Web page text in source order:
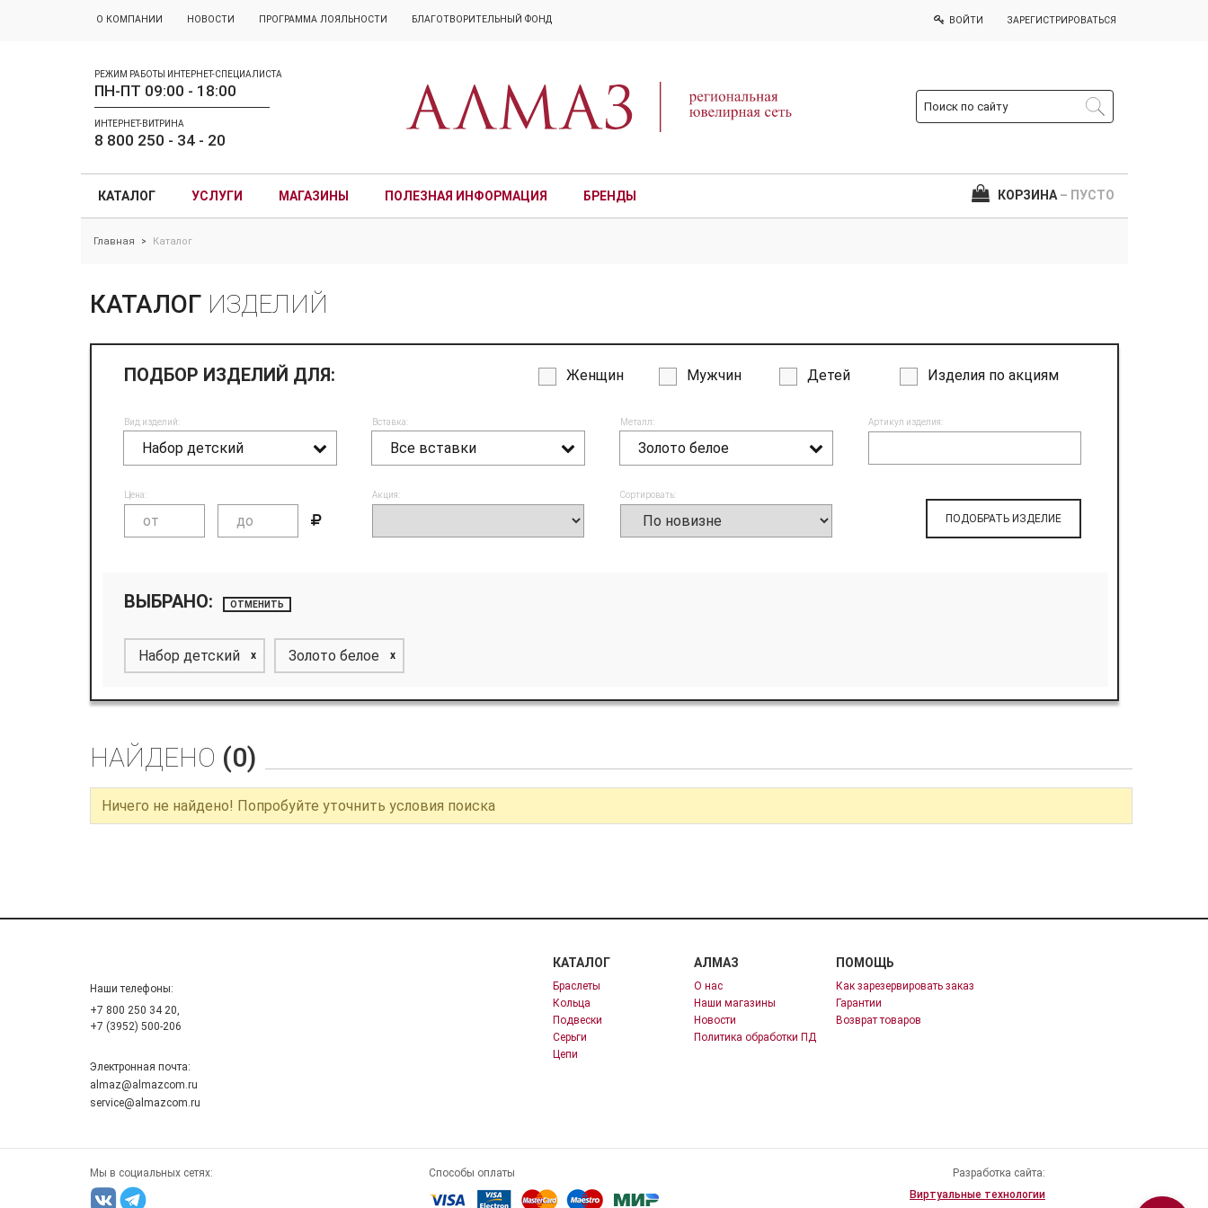
О КОМПАНИИ НОВОСТИ ПРОГРАММА ЛОЯЛЬНОСТИ БЛАГОТВОРИТЕЛЬНЫЙ ФОНД
РЕЖИМ РАБОТЫ ИНТЕРНЕТ-СПЕЦИАЛИСТА
ПН-ПТ 09:00 - 18:00
ИНТЕРНЕТ-ВИТРИНА
8 800 250 - 34 - 20
ВОЙТИ ЗАРЕГИСТРИРОВАТЬСЯ
КАТАЛОГ УСЛУГИ МАГАЗИНЫ ПОЛЕЗНАЯ ИНФОРМАЦИЯ БРЕНДЫ КОРЗИНА – ПУСТО
Главная > Каталог
КАТАЛОГ ИЗДЕЛИЙ
ПОДБОР ИЗДЕЛИЙ ДЛЯ: Женщин Мужчин Детей Изделия по акциям
Вид изделий:
Набор детский
Вставка:
Все вставки
Металл:
Золото белое
Артикул изделия:
Цена: Акция: Сортировать:
ПОДОБРАТЬ ИЗДЕЛИЕ
ВЫБРАНО: ОТМЕНИТЬ
Набор детский x Золото белое x
НАЙДЕНО (0)
Ничего не найдено! Попробуйте уточнить условия поиска
Наши телефоны:
+7 800 250 34 20,
+7 (3952) 500-206
Электронная почта:
almaz@almazcom.ru
service@almazcom.ru
КАТАЛОГ
Браслеты
Кольца
Подвески
Серьги
Цепи
АЛМАЗ
О нас
Наши магазины
Новости
Политика обработки ПД
ПОМОЩЬ
Как зарезервировать заказ
Гарантии
Возврат товаров
Мы в социальных сетях: Способы оплаты
Разработка сайта:
Виртуальные технологии